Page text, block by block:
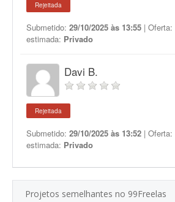
Rejeitada
Submetido: 29/10/2025 às 13:55 | Oferta:
estimada: Privado
Davi B.
Rejeitada
Submetido: 29/10/2025 às 13:52 | Oferta:
estimada: Privado
Projetos semelhantes no 99Freelas